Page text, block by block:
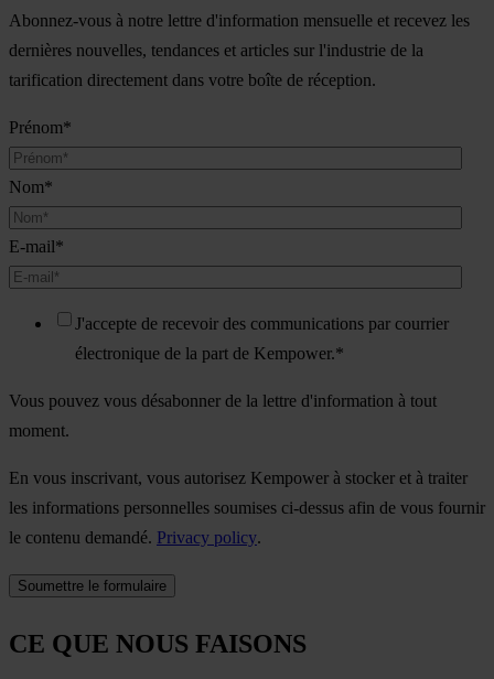
Abonnez-vous à notre lettre d'information mensuelle et recevez les
dernières nouvelles, tendances et articles sur l'industrie de la
tarification directement dans votre boîte de réception.
Prénom*
Nom*
E-mail*
J'accepte de recevoir des communications par courrier
électronique de la part de Kempower.*
Vous pouvez vous désabonner de la lettre d'information à tout
moment.
En vous inscrivant, vous autorisez Kempower à stocker et à traiter
les informations personnelles soumises ci-dessus afin de vous fournir
le contenu demandé. Privacy policy.
CE QUE NOUS FAISONS